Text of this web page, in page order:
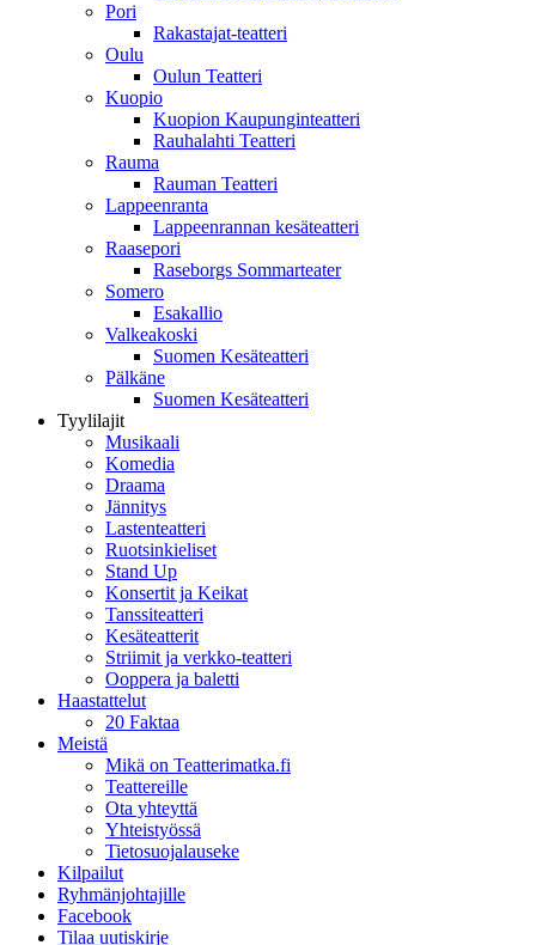
Pori
Rakastajat-teatteri
Oulu
Oulun Teatteri
Kuopio
Kuopion Kaupunginteatteri
Rauhalahti Teatteri
Rauma
Rauman Teatteri
Lappeenranta
Lappeenrannan kesäteatteri
Raasepori
Raseborgs Sommarteater
Somero
Esakallio
Valkeakoski
Suomen Kesäteatteri
Pälkäne
Suomen Kesäteatteri
Tyylilajit
Musikaali
Komedia
Draama
Jännitys
Lastenteatteri
Ruotsinkieliset
Stand Up
Konsertit ja Keikat
Tanssiteatteri
Kesäteatterit
Striimit ja verkko-teatteri
Ooppera ja baletti
Haastattelut
20 Faktaa
Meistä
Mikä on Teatterimatka.fi
Teattereille
Ota yhteyttä
Yhteistyössä
Tietosuojalauseke
Kilpailut
Ryhmänjohtajille
Facebook
Tilaa uutiskirje